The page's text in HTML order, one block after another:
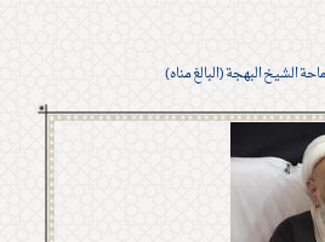
الشيخ البهجة (البالغ مناه)